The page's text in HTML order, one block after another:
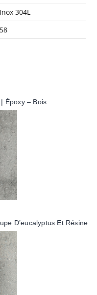
Inox 304L
58
| Époxy – Bois
D’eucalyptus Et Résine